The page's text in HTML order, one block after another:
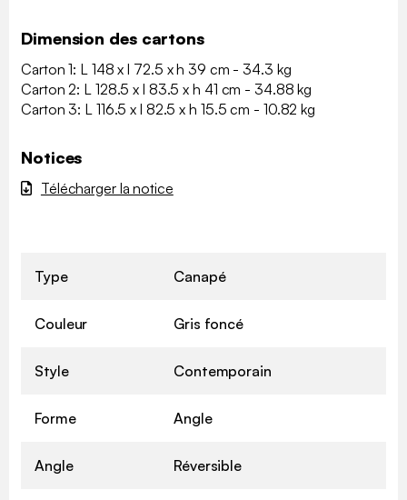
Dimension des cartons
Carton 1: L 148 x l 72.5 x h 39 cm - 34.3 kg
Carton 2: L 128.5 x l 83.5 x h 41 cm - 34.88 kg
Carton 3: L 116.5 x l 82.5 x h 15.5 cm - 10.82 kg
Notices
Télécharger la notice
Type Canapé
Couleur Gris foncé
Style Contemporain
Forme Angle
Angle Réversible